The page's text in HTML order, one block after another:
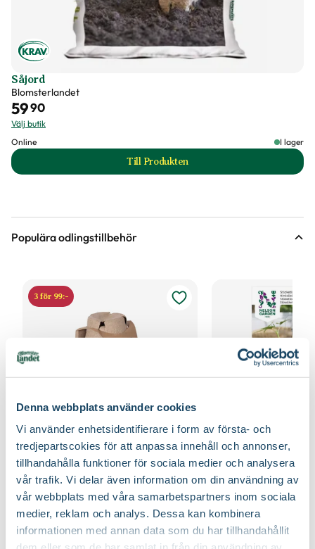
Denna webbplats använder cookies
Vi använder enhetsidentifierare i form av första- och
tredjepartscokies för att anpassa innehåll och annonser,
tillhandahålla funktioner för sociala medier och analysera
vår trafik. Vi delar även information om din användning av
vår webbplats med våra samarbetspartners inom sociala
medier, reklam och analys. Dessa kan kombinera
informationen med annan data som du har tillhandahållit
Såjord
Blomsterlandet
5990
Välj butik
Online
I lager
Till Produkten
till Såjord produktsida
Populära odlingstillbehör
3 för 99:-
Fiberpots / Fiberkruka
Nelson Garden
39 90
Till Produkten
Sticketikett färg
Nelson Garden
Till